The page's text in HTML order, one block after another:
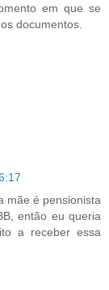
em que se
documentos.
mãe é pensionista
então eu queria
a receber essa